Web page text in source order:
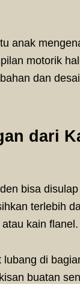
anak
motorik
dan
dari
bisa
terlebih
kain flanel.
lubang di
buatan